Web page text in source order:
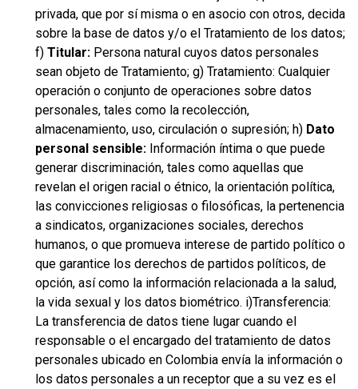
privada, que por sí misma o en asocio con otros, decida
sobre la base de datos y/o el Tratamiento de los datos;
f) Titular: Persona natural cuyos datos personales
sean objeto de Tratamiento; g) Tratamiento: Cualquier
operación o conjunto de operaciones sobre datos
personales, tales como la recolección,
almacenamiento, uso, circulación o supresión; h) Dato
personal sensible: Información íntima o que puede
generar discriminación, tales como aquellas que
revelan el origen racial o étnico, la orientación política,
las convicciones religiosas o filosóficas, la pertenencia
a sindicatos, organizaciones sociales, derechos
humanos, o que promueva interese de partido político o
que garantice los derechos de partidos políticos, de
opción, así como la información relacionada a la salud,
la vida sexual y los datos biométrico. i)Transferencia:
La transferencia de datos tiene lugar cuando el
responsable o el encargado del tratamiento de datos
personales ubicado en Colombia envía la información o
los datos personales a un receptor que a su vez es el